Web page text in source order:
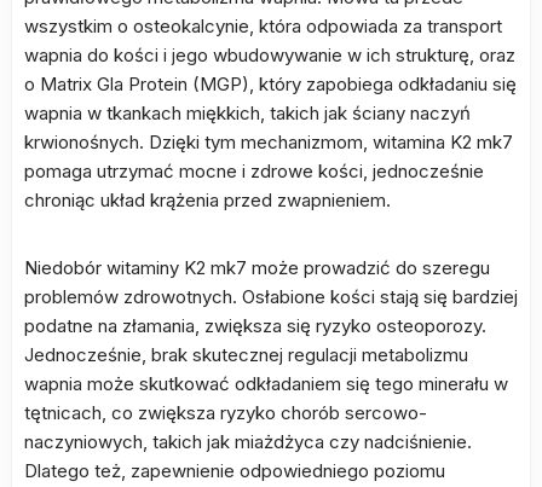
wszystkim o osteokalcynie, która odpowiada za transport
wapnia do kości i jego wbudowywanie w ich strukturę, oraz
o Matrix Gla Protein (MGP), który zapobiega odkładaniu się
wapnia w tkankach miękkich, takich jak ściany naczyń
krwionośnych. Dzięki tym mechanizmom, witamina K2 mk7
pomaga utrzymać mocne i zdrowe kości, jednocześnie
chroniąc układ krążenia przed zwapnieniem.
Niedobór witaminy K2 mk7 może prowadzić do szeregu
problemów zdrowotnych. Osłabione kości stają się bardziej
podatne na złamania, zwiększa się ryzyko osteoporozy.
Jednocześnie, brak skutecznej regulacji metabolizmu
wapnia może skutkować odkładaniem się tego minerału w
tętnicach, co zwiększa ryzyko chorób sercowo-
naczyniowych, takich jak miażdżyca czy nadciśnienie.
Dlatego też, zapewnienie odpowiedniego poziomu